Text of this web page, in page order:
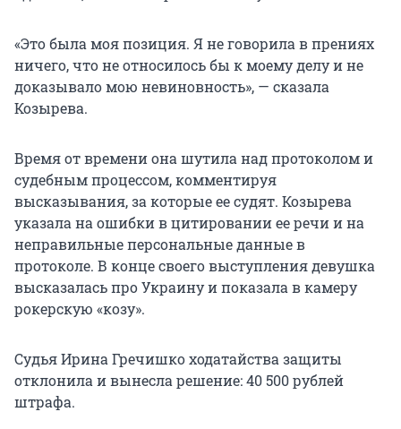
«Это была моя позиция. Я не говорила в прениях
ничего, что не относилось бы к моему делу и не
доказывало мою невиновность», — сказала
Козырева.
Время от времени она шутила над протоколом и
судебным процессом, комментируя
высказывания, за которые ее судят. Козырева
указала на ошибки в цитировании ее речи и на
неправильные персональные данные в
протоколе. В конце своего выступления девушка
высказалась про Украину и показала в камеру
рокерскую «козу».
Судья Ирина Гречишко ходатайства защиты
отклонила и вынесла решение:40 500 рублей
штрафа.